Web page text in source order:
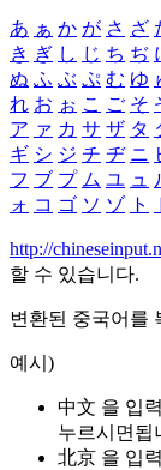
あ ぁ か が さ ざ
き ぎ し じ ち ぢ
ぬ ふ ぶ ぷ む ゆ
れ お ぉ こ ご そ
ア ァ カ サ ザ タ
ギ シ ジ チ ヂ ニ
フ ブ プ ム ユ ュ
ォ コ ゴ ソ ゾ ト
http://
할 수 있습니다.
변환된 중국어를
예시)
中文 을 입
누르시면됩
北京 을 입